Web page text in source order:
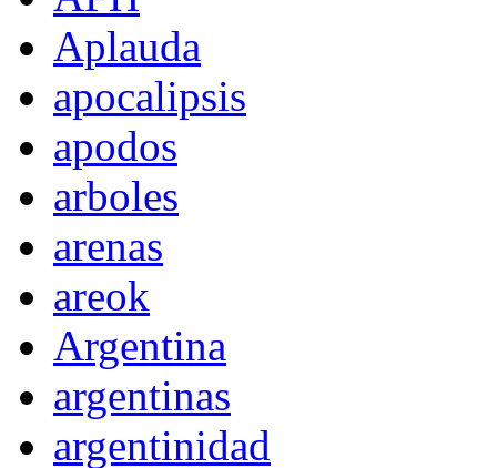
Aplauda
apocalipsis
apodos
arboles
arenas
areok
Argentina
argentinas
argentinidad